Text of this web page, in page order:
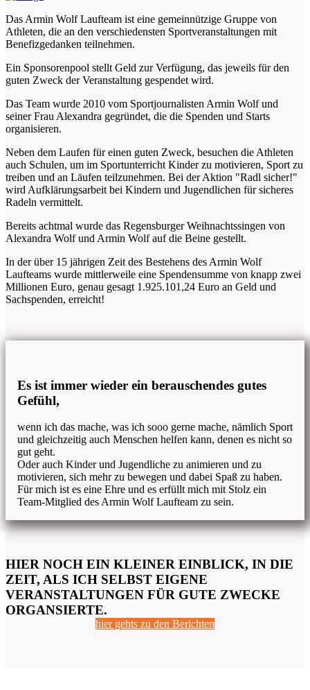
Das Armin Wolf Laufteam ist eine gemeinnützige Gruppe von
Athleten, die an den verschiedensten Sportveranstaltungen mit
Benefizgedanken teilnehmen.
Ein Sponsorenpool stellt Geld zur Verfügung, das jeweils für den
guten Zweck der Veranstaltung gespendet wird.
Das Team wurde 2010 vom Sportjournalisten Armin Wolf und
seiner Frau Alexandra gegründet, die die Spenden und Starts
organisieren.
Neben dem Laufen für einen guten Zweck, besuchen die Athleten
auch Schulen, um im Sportunterricht Kinder zu motivieren, Sport zu
treiben und an Läufen teilzunehmen. Bei der Aktion "Radl sicher!"
wird Aufklärungsarbeit bei Kindern und Jugendlichen für sicheres
Radeln vermittelt.
Bereits achtmal wurde das Regensburger Weihnachtssingen von
Alexandra Wolf und Armin Wolf auf die Beine gestellt.
In der über 15 jährigen Zeit des Bestehens des Armin Wolf
Laufteams wurde mittlerweile eine Spendensumme von knapp zwei
Millionen Euro, genau gesagt 1.925.101,24 Euro an Geld und
Sachspenden, erreicht!
Es ist immer wieder ein berauschendes gutes
Gefühl,
wenn ich das mache, was ich sooo gerne mache, nämlich Sport
und gleichzeitig auch Menschen helfen kann, denen es nicht so
gut geht.
Oder auch Kinder und Jugendliche zu animieren und zu
motivieren, sich mehr zu bewegen und dabei Spaß zu haben.
Für mich ist es eine Ehre und es erfüllt mich mit Stolz ein
Team-Mitglied des Armin Wolf Laufteam zu sein.
HIER NOCH EIN KLEINER EINBLICK, IN DIE
ZEIT, ALS ICH SELBST EIGENE
VERANSTALTUNGEN FÜR GUTE ZWECKE
ORGANSIERTE.
hier gehts zu den Berichten